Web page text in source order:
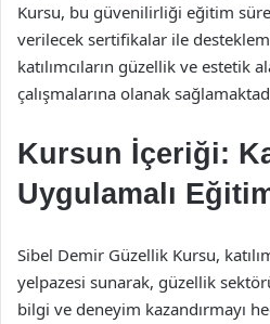
Kursu, bu güvenilirliği eğitim
verilecek sertifikalar ile
katılımcıların güzellik ve estetik
çalışmalarına olanak
Kursun İçeriği:
Uygulamalı
Sibel Demir Güzellik Kursu,
yelpazesi sunarak, güzellik
bilgi ve deneyim kazandırmayı